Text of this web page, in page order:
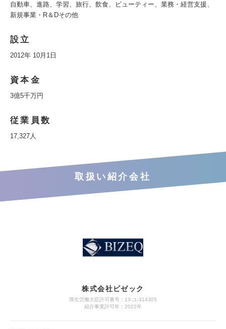
自動車、進路、学習、旅行、飲食、ビューティー、業務・経営支援、
新規事業・R＆Dその他
設立
2012年 10月1日
資本金
3億5千万円
従業員数
17,327人
取扱い紹介会社
株式会社ビゼック
厚生労働大臣許可番号：13-ユ-314305
紹介事業許可年：2022年